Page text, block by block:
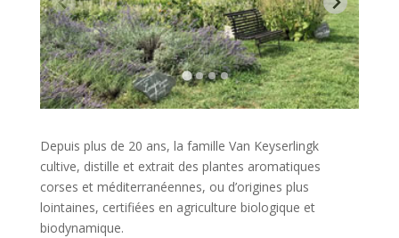
Depuis plus de 20 ans, la famille Van Keyserlingk
cultive, distille et extrait des plantes aromatiques
corses et méditerranéennes, ou d’origines plus
lointaines, certifiées en agriculture biologique et
biodynamique.